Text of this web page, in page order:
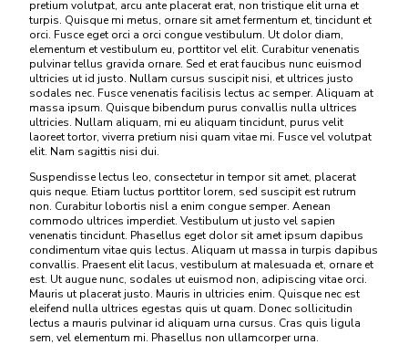
pretium volutpat, arcu ante placerat erat, non tristique elit urna et
turpis. Quisque mi metus, ornare sit amet fermentum et, tincidunt et
orci. Fusce eget orci a orci congue vestibulum. Ut dolor diam,
elementum et vestibulum eu, porttitor vel elit. Curabitur venenatis
pulvinar tellus gravida ornare. Sed et erat faucibus nunc euismod
ultricies ut id justo. Nullam cursus suscipit nisi, et ultrices justo
sodales nec. Fusce venenatis facilisis lectus ac semper. Aliquam at
massa ipsum. Quisque bibendum purus convallis nulla ultrices
ultricies. Nullam aliquam, mi eu aliquam tincidunt, purus velit
laoreet tortor, viverra pretium nisi quam vitae mi. Fusce vel volutpat
elit. Nam sagittis nisi dui.
Suspendisse lectus leo, consectetur in tempor sit amet, placerat
quis neque. Etiam luctus porttitor lorem, sed suscipit est rutrum
non. Curabitur lobortis nisl a enim congue semper. Aenean
commodo ultrices imperdiet. Vestibulum ut justo vel sapien
venenatis tincidunt. Phasellus eget dolor sit amet ipsum dapibus
condimentum vitae quis lectus. Aliquam ut massa in turpis dapibus
convallis. Praesent elit lacus, vestibulum at malesuada et, ornare et
est. Ut augue nunc, sodales ut euismod non, adipiscing vitae orci.
Mauris ut placerat justo. Mauris in ultricies enim. Quisque nec est
eleifend nulla ultrices egestas quis ut quam. Donec sollicitudin
lectus a mauris pulvinar id aliquam urna cursus. Cras quis ligula
sem, vel elementum mi. Phasellus non ullamcorper urna.